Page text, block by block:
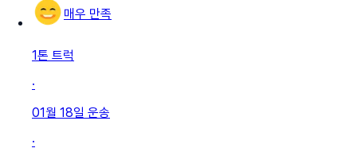
매우 만족
1톤 트럭
·
01월 18일 운송
·